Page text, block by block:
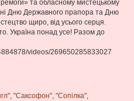
та обласному мистецькому
Дню Державного прапора та Дню
щиро, від усього серця.
Україна понад усе! Разом до
videos/269650285833027
, "Саксофон", "Сопілка",